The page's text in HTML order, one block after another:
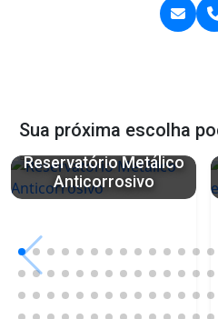
Sua próxima escolha
Reservatório Metálico
Anticorrosivo